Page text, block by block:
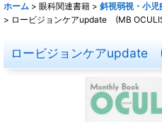
ホーム > 眼科関連書籍 > 斜視弱視・小
> ロービジョンケアupdate (MB
ロービジョンケアupdate